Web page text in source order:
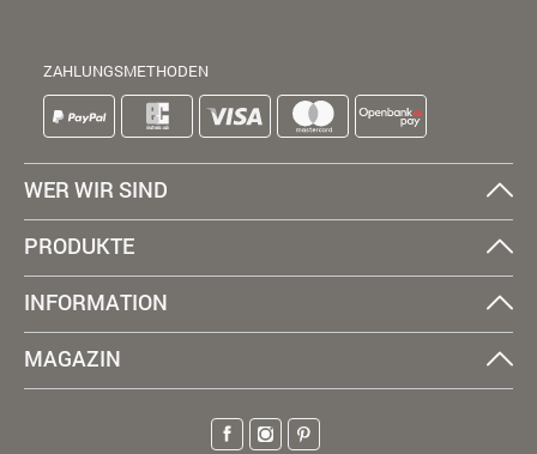
ZAHLUNGSMETHODEN
WER WIR SIND
PRODUKTE
INFORMATION
MAGAZIN